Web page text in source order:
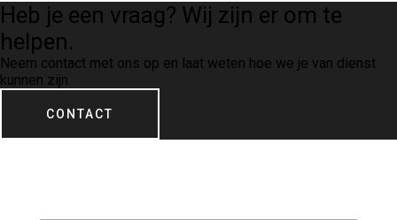
Heb je een vraag? Wij zijn er om te
helpen.
Neem contact met ons op en laat weten hoe we je van dienst
kunnen zijn.
CONTACT